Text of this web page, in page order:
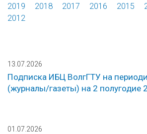
2019
2018 2017 2016 2015
2012
13.07.2026
Подписка ИБЦ ВолгГТУ на
(журналы/газеты) на 2 полугодие
01.07.2026